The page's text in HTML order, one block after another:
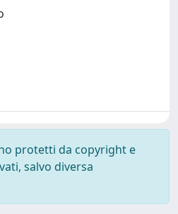
protetti da copyright e
salvo diversa